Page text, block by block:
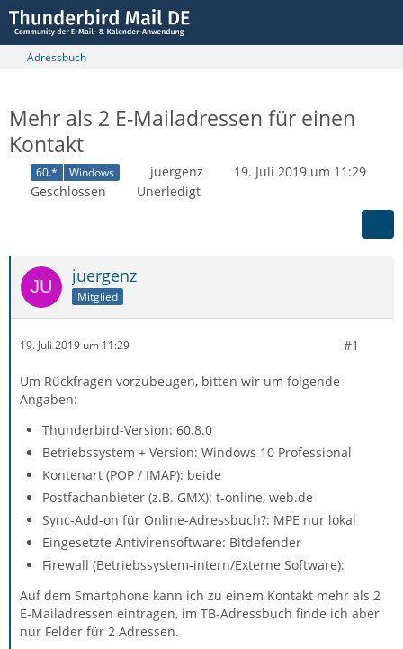
Adressbuch
Mehr als 2 E-Mailadressen für einen
Kontakt
60.* Windows juergenz
19. Juli 2019 um 11:29
Geschlossen
Unerledigt
juergenz
Mitglied
19. Juli 2019 um 11:29 #1
Um Rückfragen vorzubeugen, bitten wir um folgende
Angaben:
Thunderbird-Version: 60.8.0
Betriebssystem + Version: Windows 10 Professional
Kontenart (POP / IMAP): beide
Postfachanbieter (z.B. GMX): t-online, web.de
Sync-Add-on für Online-Adressbuch?: MPE nur lokal
Eingesetzte Antivirensoftware: Bitdefender
Firewall (Betriebssystem-intern/Externe Software):
Auf dem Smartphone kann ich zu einem Kontakt mehr als 2
E-Mailadressen eintragen, im TB-Adressbuch finde ich aber
nur Felder für 2 Adressen.